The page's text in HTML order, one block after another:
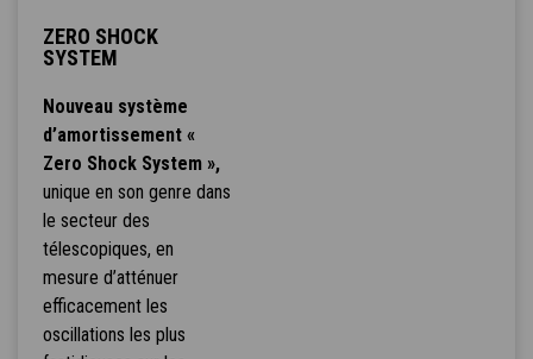
ZERO SHOCK
SYSTEM
Nouveau système
d’amortissement «
Zero Shock System »,
unique en son genre dans
le secteur des
télescopiques, en
mesure d’atténuer
efficacement les
oscillations les plus